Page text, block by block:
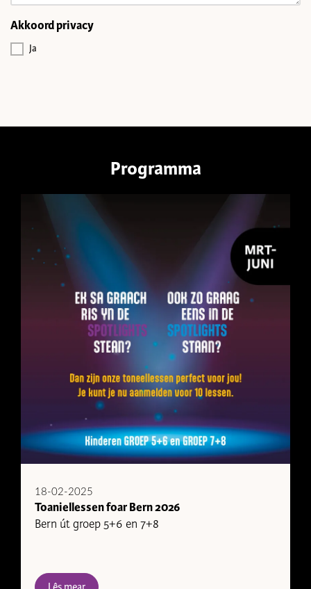
Akkoord privacy
Ja
Programma
18-02-2025
Toaniellessen foar Bern 2026
Bern út groep 5+6 en 7+8